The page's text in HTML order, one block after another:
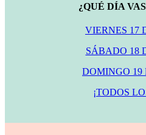
¿QUÉ DÍA
VIERNES 17
SÁBADO 18
DOMINGO 19
¡TODOS